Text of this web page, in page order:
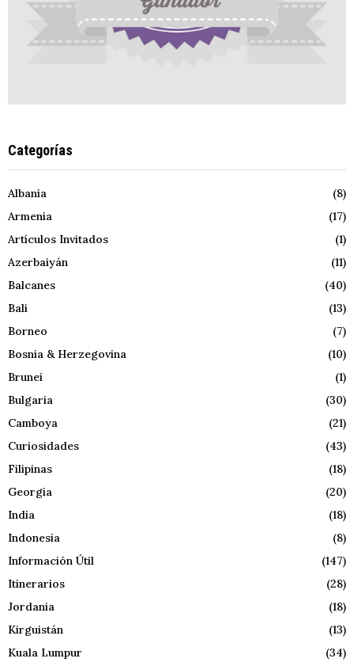
Categorías
Albania
(8)
Armenia
(17)
Artículos Invitados
(1)
Azerbaiyán
(11)
Balcanes
(40)
Bali
(13)
Borneo
(7)
Bosnia & Herzegovina
(10)
Brunei
(1)
Bulgaria
(30)
Camboya
(21)
Curiosidades
(43)
Filipinas
(18)
Georgia
(20)
India
(18)
Indonesia
(8)
Información Útil
(147)
Itinerarios
(28)
Jordania
(18)
Kirguistán
(13)
Kuala Lumpur
(34)